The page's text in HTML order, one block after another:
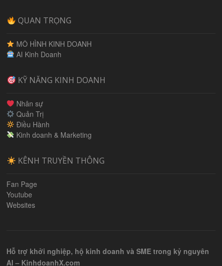
QUAN TRỌNG
MÔ HÌNH KINH DOANH
AI Kinh Doanh
KỸ NĂNG KINH DOANH
Nhân sự
Quản Trị
Điều Hành
Kinh doanh & Marketing
KÊNH TRUYỀN THÔNG
Fan Page
Youtube
Websites
Hỗ trợ khởi nghiệp, hộ kinh doanh và SME trong kỷ nguyên
AI – KinhdoanhX.com